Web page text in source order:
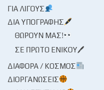
ΓΙΑ ΛΊΓΟΥΣ
ΔΙΑ ΥΠΟΓΡΑΦΉΣ
ΘΩΡΟΎΝ ΜΑΣ!
ΣΕ ΠΡΏΤΟ ΕΝΙΚΟΎ🖊
ΔΙΆΦΟΡΑ / ΚΌΣΜΟΣ
ΔΙΟΡΓΑΝΏΣΕΙΣ